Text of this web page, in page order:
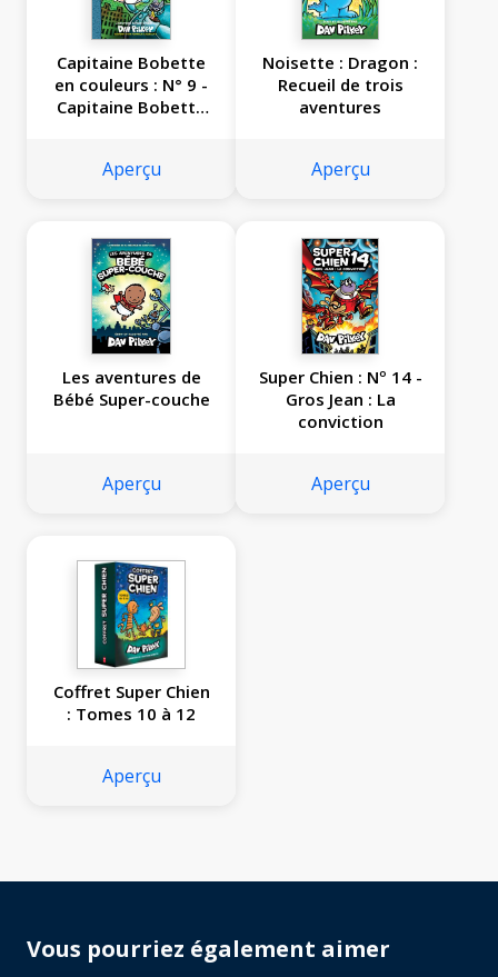
Capitaine Bobette
en couleurs : N° 9 -
Capitaine Bobette
Père
Aperçu
Noisette : Dragon :
Recueil de trois
aventures
Aperçu
Les aventures de
Bébé Super-couche
Aperçu
Super Chien : Nº 14 -
Gros Jean : La
conviction
Aperçu
Coffret Super Chien
: Tomes 10 à 12
Aperçu
Vous pourriez également aimer